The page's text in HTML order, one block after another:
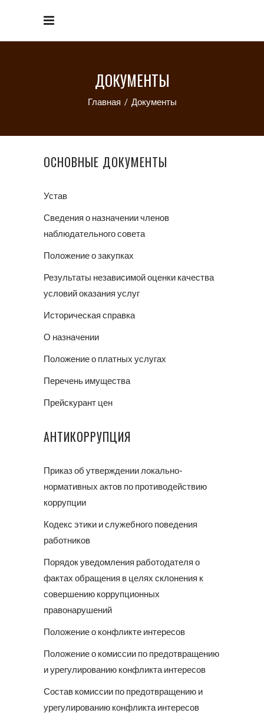
ДОКУМЕНТЫ
Главная / Документы
ОСНОВНЫЕ ДОКУМЕНТЫ
Устав
Сведения о назначении членов
наблюдательного совета
Положение о закупках
Результаты независимой оценки качества
условий оказания услуг
Историческая справка
О назначении
Положение о платных услугах
Перечень имущества
Прейскурант цен
АНТИКОРРУПЦИЯ
Приказ об утверждении локально-
нормативных актов по противодействию
коррупции
Кодекс этики и служебного поведения
работников
Порядок уведомления работодателя о
фактах обращения в целях склонения к
совершению коррупционных
правонарушений
Положение о конфликте интересов
Положение о комиссии по предотвращению
и урегулированию конфликта интересов
Состав комиссии по предотвращению и
урегулированию конфликта интересов